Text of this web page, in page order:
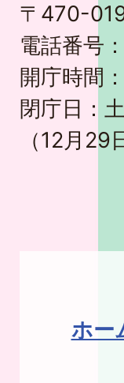
〒470-
電話番号
開庁時間
閉庁日：
（12月29
ホー